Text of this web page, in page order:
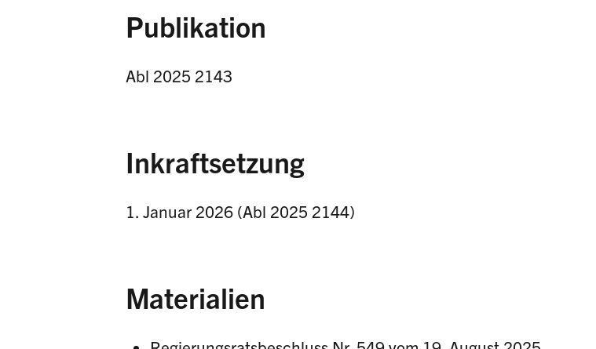
Publikation
Abl 2025 2143
Inkraftsetzung
1. Januar 2026 (Abl 2025 2144)
Materialien